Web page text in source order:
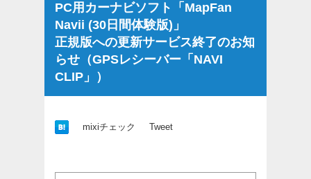
PC用カーナビソフト「MapFan
Navii (30日間体験版)」
正規版への更新サービス終了のお知
らせ（GPSレシーバー「NAVI
CLIP」）
mixiチェック Tweet